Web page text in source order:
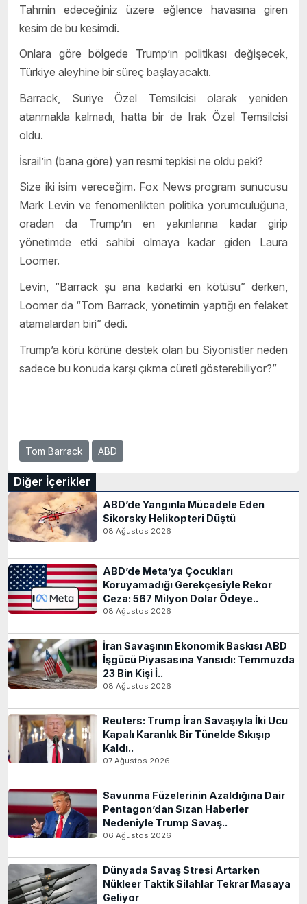
Tahmin edeceğiniz üzere eğlence havasına giren
kesim de bu kesimdi.
Onlara göre bölgede Trump’ın politikası değişecek,
Türkiye aleyhine bir süreç başlayacaktı.
Barrack, Suriye Özel Temsilcisi olarak yeniden
atanmakla kalmadı, hatta bir de Irak Özel Temsilcisi
oldu.
İsrail’in (bana göre) yarı resmi tepkisi ne oldu peki?
Size iki isim vereceğim. Fox News program sunucusu
Mark Levin ve fenomenlikten politika yorumculuğuna,
oradan da Trump’ın en yakınlarına kadar girip
yönetimde etki sahibi olmaya kadar giden Laura
Loomer.
Levin, “Barrack şu ana kadarki en kötüsü” derken,
Loomer da “Tom Barrack, yönetimin yaptığı en felaket
atamalardan biri” dedi.
Trump’a körü körüne destek olan bu Siyonistler neden
sadece bu konuda karşı çıkma cüreti gösterebiliyor?”
Tom Barrack ABD
Diğer İçerikler
ABD’de Yangınla Mücadele Eden
Sikorsky Helikopteri Düştü
08 Ağustos 2026
ABD’de Meta’ya Çocukları
Koruyamadığı Gerekçesiyle Rekor
Ceza: 567 Milyon Dolar Ödeye..
08 Ağustos 2026
İran Savaşının Ekonomik Baskısı ABD
İşgücü Piyasasına Yansıdı: Temmuzda
23 Bin Kişi İ..
08 Ağustos 2026
Reuters: Trump İran Savaşıyla İki Ucu
Kapalı Karanlık Bir Tünelde Sıkışıp
Kaldı..
07 Ağustos 2026
Savunma Füzelerinin Azaldığına Dair
Pentagon’dan Sızan Haberler
Nedeniyle Trump Savaş..
06 Ağustos 2026
Dünyada Savaş Stresi Artarken
Nükleer Taktik Silahlar Tekrar Masaya
Geliyor